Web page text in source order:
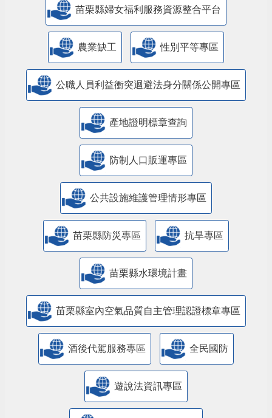
苗栗縣婦女福利服務資源整合平台
農業缺工 性別平等專區
公職人員利益衝突迴避法身分關係公開專區
產地證明標章查詢
防制人口販運專區
​公共設施維護管理情形專區
苗栗縣防災專區 抗旱專區
苗栗縣水環境計畫
苗栗縣室內空氣品質自主管理認證標章專區
酒後代駕服務專區 全民國防
遊說法資訊專區